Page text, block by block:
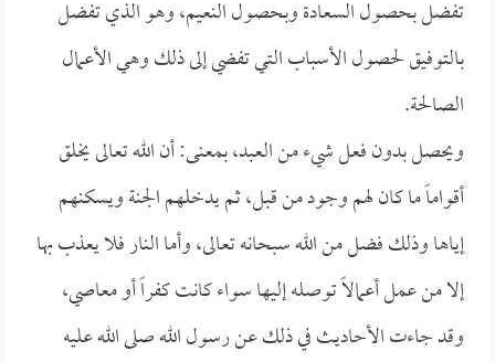
تفضل بحصول السعادة وبحصول النعيم، وهو الذي تفضل
بالتوفيق لحصول الأسباب التي تفضي إلى ذلك وهي الأعمال
الصالحة.
ويحصل بدون فعل شيء من العبد، بمعنى: أن الله تعالى يخلق
أقواماً ما كان لهم وجود من قبل، ثم يدخلهم الجنة ويسكنهم
إياها وذلك فضل من الله سبحانه تعالى، وأما النار فلا يعذب بها
إلا من عمل أعمالاً توصله إليها سواء كانت كفراً أو معاصي،
وقد جاءت الأحاديث في ذلك عن رسول الله صلى الله عليه